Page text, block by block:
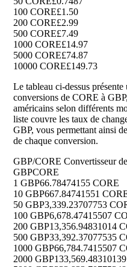
100 CORE£1.50
200 CORE£2.99
500 CORE£7.49
1000 CORE£14.97
5000 CORE£74.87
10000 CORE£149.73
Le tableau ci-dessus
conversions de CORE à
américains selon différents
liste couvre les taux de
GBP, vous permettant ainsi
de chaque conversion.
GBP/CORE Convertisseur
GBPCORE
1 GBP66.78474155 CORE
10 GBP667.84741551
50 GBP3,339.23707753
100 GBP6,678.47415507
200 GBP13,356.94831014
500 GBP33,392.37077535
1000 GBP66,784.7415507
2000 GBP